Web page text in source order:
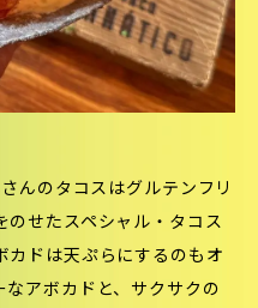
んのタコスはグルテンフリ
のせたスペシャル・タコス
カドは天ぷらにするのもオ
なアボカドと、サクサクの